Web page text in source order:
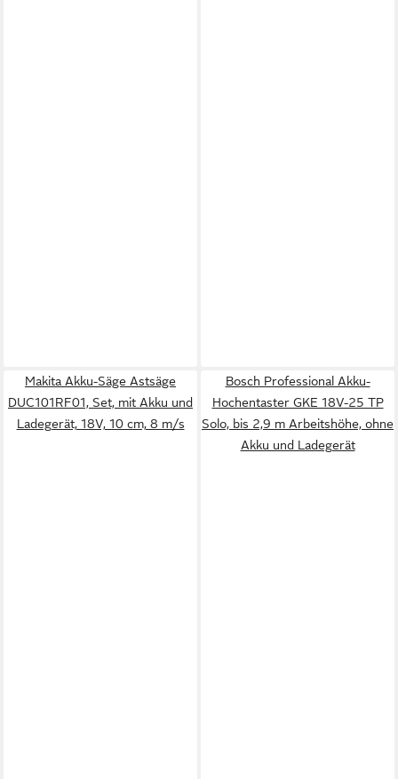
Makita Akku-Säge Astsäge
DUC101RF01, Set, mit Akku und
Ladegerät, 18V, 10 cm, 8 m/s
Bosch Professional Akku-
Hochentaster GKE 18V-25 TP
Solo, bis 2,9 m Arbeitshöhe, ohne
Akku und Ladegerät